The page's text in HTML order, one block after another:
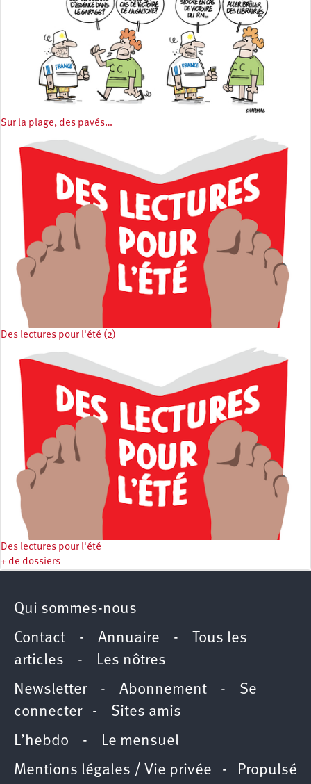
Sur la plage, des pavés…
Des lectures pour l'été (2)
Des lectures pour l'été
+ de dossiers
Qui sommes-nous
Contact - Annuaire -
Tous les
articles - Les nôtres
Newsletter- Abonnement - Se
connecter- Sites amis
L’hebdo - Le mensuel
Mentions légales / Vie privée - Propulsé